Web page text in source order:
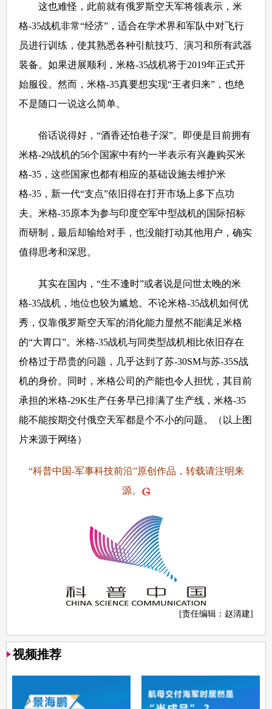
这也难怪，此前就有俄罗斯空天军将领表示，米
格-35战机非常“经济”，适合在学术界和军队中对飞行
员进行训练，使其熟悉各种引航技巧、演习和所有武器
装备。如果进展顺利，米格-35战机将于2019年正式开
始服役。然而，米格-35真要想实现“王者归来”，也绝
不是随口一说这么简单。
俗话说得好，“酒香还怕巷子深”。即便是目前拥有
米格-29战机的56个国家中有约一半表示有兴趣购买米
格-35，这些国家也都有相应的基础设施去维护米
格-35，新一代“支点”依旧得在打开市场上多下点功
夫。米格-35原本为参与印度空军中型战机的国际招标
而研制，最后却输给对手，也没能打动其他用户，确实
值得思考和深思。
其实在国内，“生不逢时”或者说是问世太晚的米
格-35战机，地位也较为尴尬。不论米格-35战机如何优
秀，仅靠俄罗斯空天军的消化能力显然不能满足米格
的“大胃口”。米格-35战机与同类型战机相比依旧存在
价格过于昂贵的问题，几乎达到了苏-30SM与苏-35S战
机的身价。同时，米格公司的产能也令人担忧，其目前
承担的米格-29K生产任务早已排满了生产线，米格-35
能不能按期交付俄空天军都是个不小的问题。（以上图
片来源于网络）
“科普中国-军事科技前沿”原创作品，转载请注明来
源。
[责任编辑：赵清建]
视频推荐